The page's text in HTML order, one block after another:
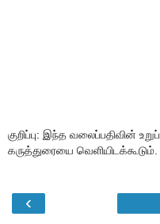
குறிப்பு: இந்த வலைப்பதிவின்
கருத்துரையை வெளியிடக்கூடும்.
‹